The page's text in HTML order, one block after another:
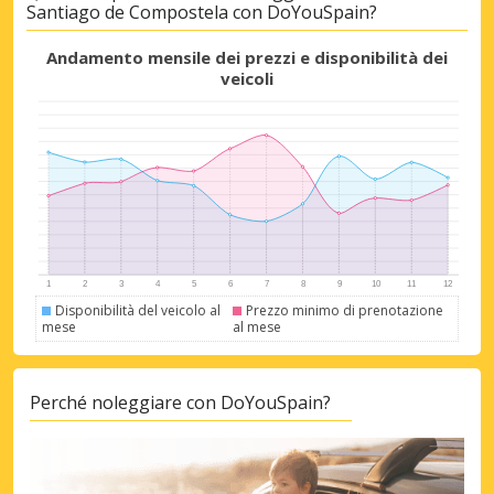
Sconti speciali
Santiago de Compostela con DoYouSpain?
Andamento mensile dei prezzi e disponibilità dei
veicoli
Disponibilità del veicolo al
mese
Prezzo minimo di prenotazione
al mese
Perché noleggiare con DoYouSpain?